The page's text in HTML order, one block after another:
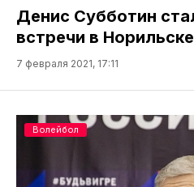
Денис Субботин
встречи в Норильске
7 февраля 2021, 17:11
Волейбол